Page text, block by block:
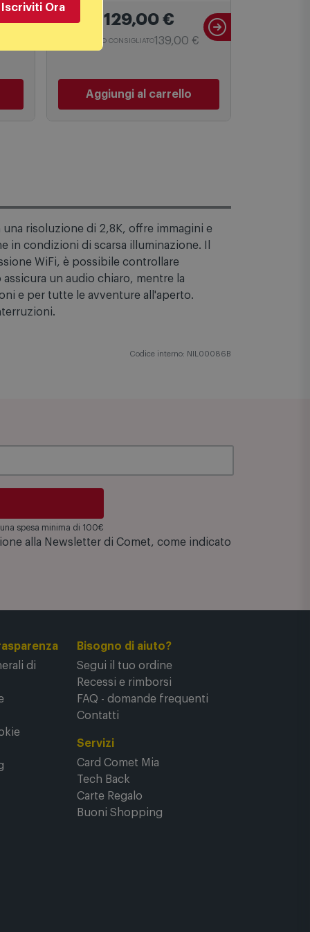
Sa32sm10vda LIGHT GRAY
129,00€
risoluzione di 2,8K, offre immagini e
in condizioni di scarsa illuminazione. Il
WiFi, è possibile controllare
un audio chiaro, mentre la
e per tutte le avventure all'aperto.
spesa minima di 100€
alla Newsletter di Comet, come indicato
di
Bisogno di aiuto?
Segui il tuo ordine
Recessi e rimborsi
FAQ - domande frequenti
Contatti
Servizi
Card Comet Mia
Tech Back
Carte Regalo
Iscriviti Ora